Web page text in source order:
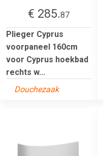
€ 285.87
Plieger Cyprus
voorpaneel 160cm
voor Cyprus hoekbad
rechts w...
Douchezaak